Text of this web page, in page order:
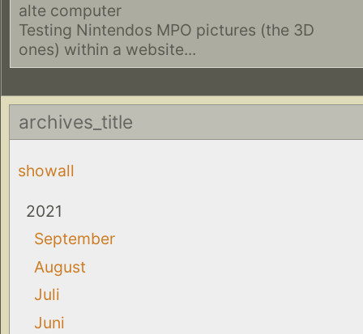
alte computer
Testing Nintendos MPO pictures (the 3D
ones) within a website...
archives_title
showall
2021
September
August
Juli
Juni